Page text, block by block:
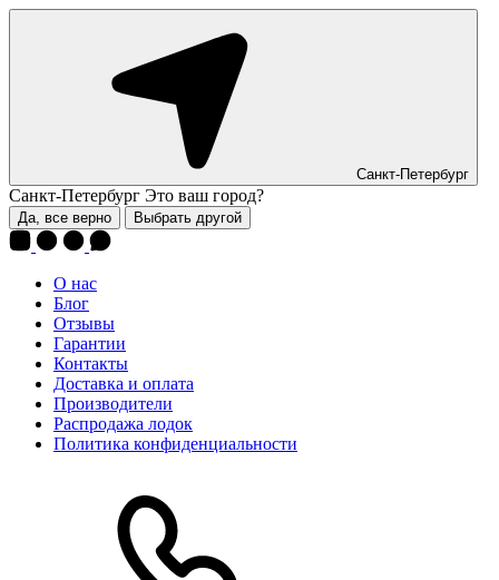
Санкт-Петербург
Санкт-Петербург Это ваш город?
Да, все верно Выбрать другой
О нас
Блог
Отзывы
Гарантии
Контакты
Доставка и оплата
Производители
Распродажа лодок
Политика конфиденциальности